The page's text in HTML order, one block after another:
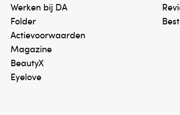
Werken bij DA
Folder
Actievoorwaarden
Magazine
BeautyX
Eyelove